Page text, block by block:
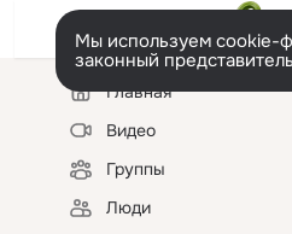
Мы используем cookie-
законный
Левая
колонкаГлавная
Видео
Группы
Люди